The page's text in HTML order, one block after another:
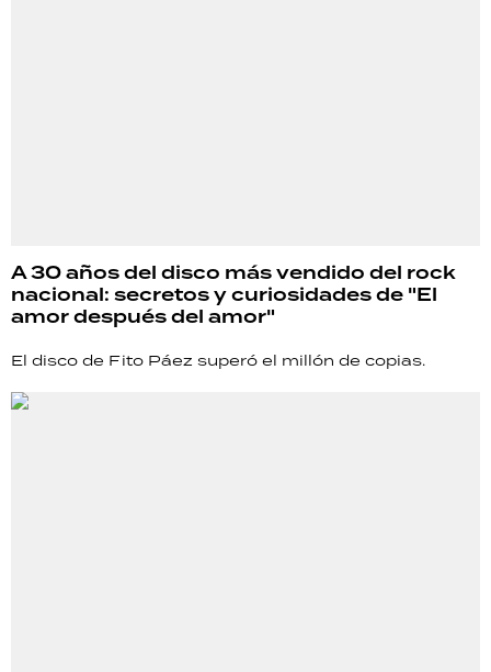
A 30 años del disco más vendido del rock
nacional: secretos y curiosidades de "El
amor después del amor"
El disco de Fito Páez superó el millón de copias.